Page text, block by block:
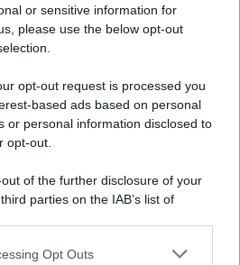
or sensitive information for
please use the below opt-out
opt-out request is processed you
based ads based on personal
or personal information disclosed to
opt-out.
of the further disclosure of your
parties on the IAB’s list of
be disclosed by us to third parties
Opt Outs
un nuovo difensore verso il primo